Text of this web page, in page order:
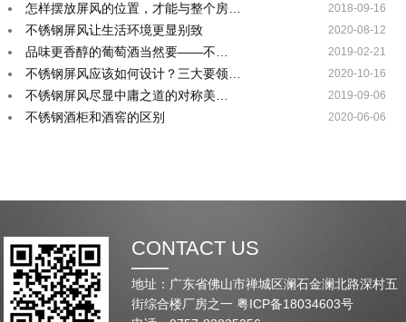
怎样摆放屏风的位置，才能与整个房… 2018-09-16
不锈钢屏风让生活环境更显别致 2020-08-12
品味更香醇的葡萄酒当然要——不… 2019-02-21
不锈钢屏风应该如何设计？三大要领… 2020-10-16
不锈钢屏风尽显中庸之道的对称美… 2019-09-06
不锈钢酒柜和酒窖的区别 2020-06-06
CONTACT US
地址：广东省佛山市禅城区澜石金澜北路深村五
街综合楼厂房之一 粤ICP备18034603号